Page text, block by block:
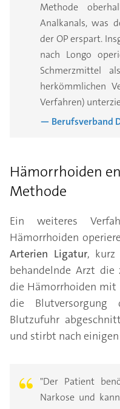
Methode
Analkanals, was
der OP erspart.
nach Longo
Schmerzmittel
herkömmlichen
Verfahren)
— Berufsverband
Hämorrhoiden
Methode
Ein weiteres
Hämorrhoiden
Arterien Ligatur, kurz
behandelnde Arzt die
die Hämorrhoiden mit
die
Blutzufuhr
und stirbt nach einigen
"Der Patient
Narkose und